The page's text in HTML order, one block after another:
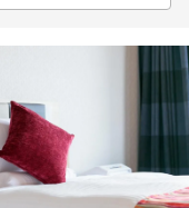
2名 ¥ 8,179 ~